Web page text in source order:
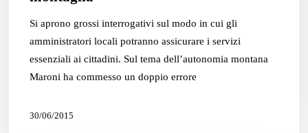
Si aprono grossi interrogativi sul modo in cui gli
amministratori locali potranno assicurare i servizi
essenziali ai cittadini. Sul tema dell’autonomia montana
Maroni ha commesso un doppio errore
30/06/2015